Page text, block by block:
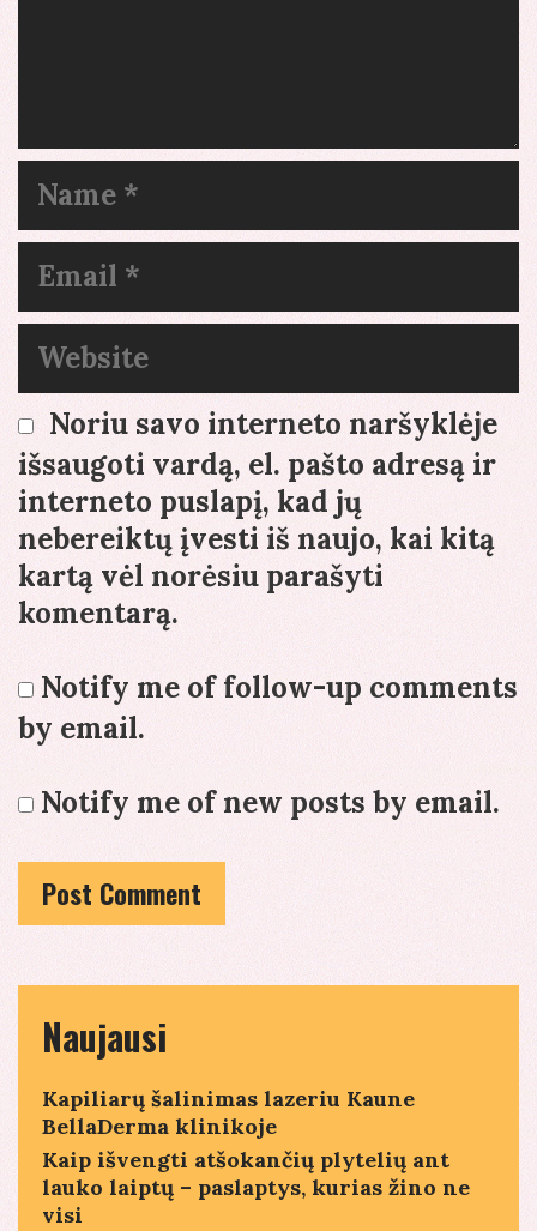
Name
Email
Website
Noriu savo interneto naršyklėje
išsaugoti vardą, el. pašto adresą ir
interneto puslapį, kad jų
nebereiktų įvesti iš naujo, kai kitą
kartą vėl norėsiu parašyti
komentarą.
Notify me of follow-up comments
by email.
Notify me of new posts by email.
Naujausi
Kapiliarų šalinimas lazeriu Kaune
BellaDerma klinikoje
Kaip išvengti atšokančių plytelių ant
lauko laiptų – paslaptys, kurias žino ne
visi